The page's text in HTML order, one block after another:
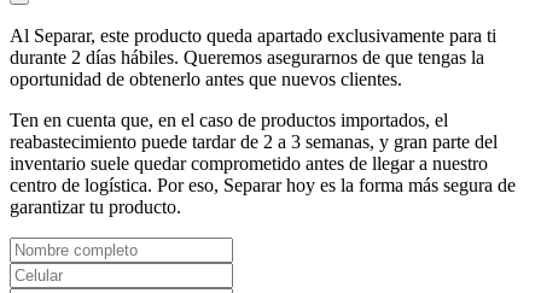
Al Separar, este producto queda apartado exclusivamente para ti
durante 2 días hábiles. Queremos asegurarnos de que tengas la
oportunidad de obtenerlo antes que nuevos clientes.
Ten en cuenta que, en el caso de productos importados, el
reabastecimiento puede tardar de 2 a 3 semanas, y gran parte del
inventario suele quedar comprometido antes de llegar a nuestro
centro de logística. Por eso, Separar hoy es la forma más segura de
garantizar tu producto.